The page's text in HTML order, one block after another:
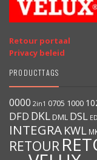
Retour portaal
Privacy beleid
PRODUCTTAGS
0000 2in1 0705 1000
DFD DKL DML DSL
INTEGRA KWL
RETOUR